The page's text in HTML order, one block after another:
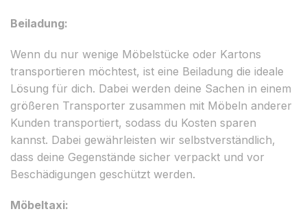
Beiladung:
Wenn du nur wenige Möbelstücke oder Kartons
transportieren möchtest, ist eine Beiladung die ideale
Lösung für dich. Dabei werden deine Sachen in einem
größeren Transporter zusammen mit Möbeln anderer
Kunden transportiert, sodass du Kosten sparen
kannst. Dabei gewährleisten wir selbstverständlich,
dass deine Gegenstände sicher verpackt und vor
Beschädigungen geschützt werden.
Möbeltaxi: